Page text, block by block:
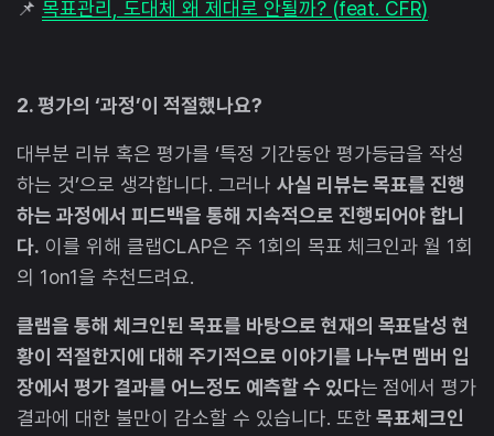
📌 목표관리, 도대체 왜 제대로 안될까? (feat. CFR)
2. 평가의 ‘과정’이 적절했나요?
대부분 리뷰 혹은 평가를 ‘특정 기간동안 평가등급을 작성
하는 것’으로 생각합니다. 그러나 사실 리뷰는 목표를 진행
하는 과정에서 피드백을 통해 지속적으로 진행되어야 합니
다. 이를 위해 클랩CLAP은 주 1회의 목표 체크인과 월 1회
의 1on1을 추천드려요.
클랩을 통해 체크인된 목표를 바탕으로 현재의 목표달성 현
황이 적절한지에 대해 주기적으로 이야기를 나누면 멤버 입
장에서 평가 결과를 어느정도 예측할 수 있다는 점에서 평가
결과에 대한 불만이 감소할 수 있습니다. 또한목표체크인